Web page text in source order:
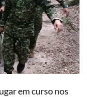
em curso nos